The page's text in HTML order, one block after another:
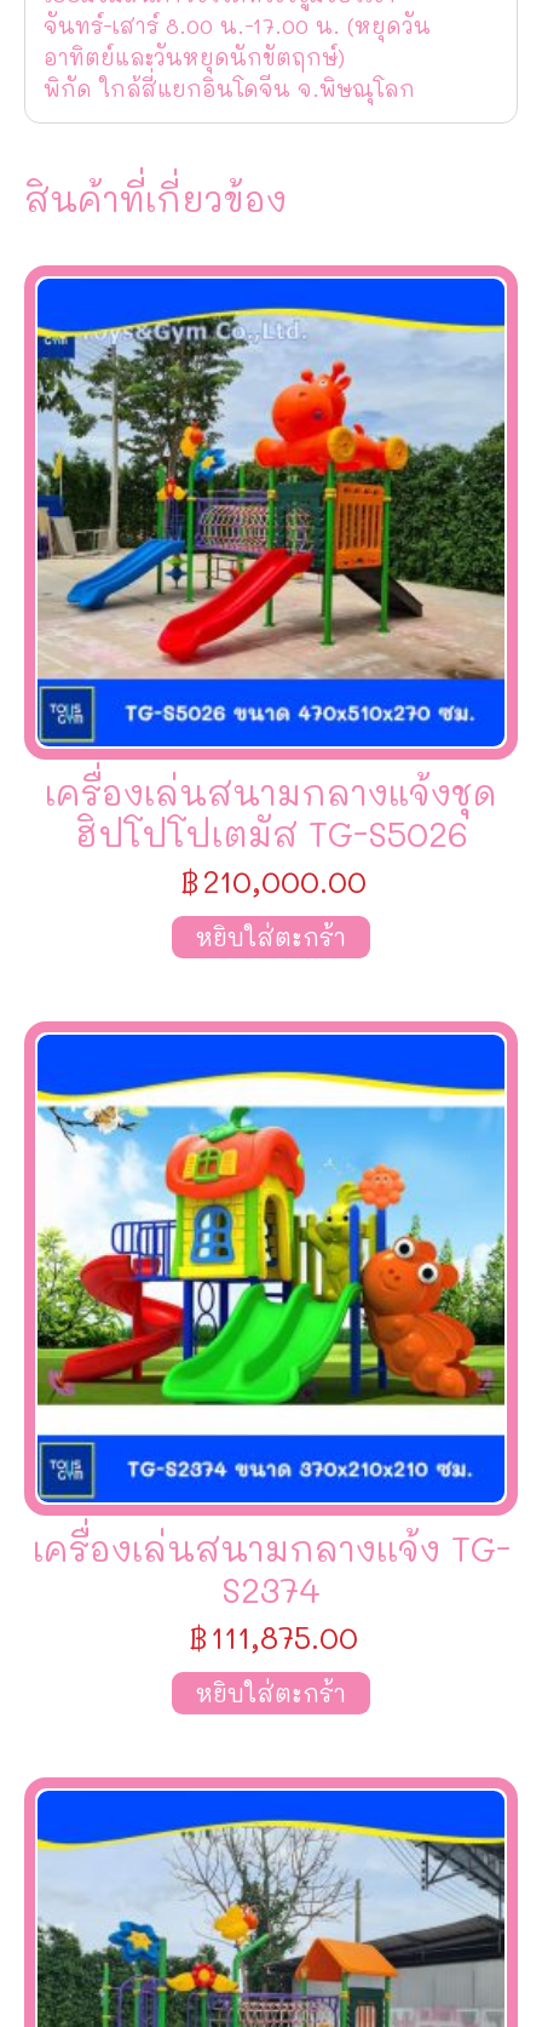
จันทร์-เสาร์ 8.00 น.-17.00 น. (หยุดวัน
อาทิตย์และวันหยุดนักขัตฤกษ์)
พิกัด ใกล้สี่แยกอินโดจีน จ.พิษณุโลก
สินค้าที่เกี่ยวข้อง
เครื่องเล่นสนามกลางแจ้งชุด
ฮิปโปโปเตมัส TG-S5026
฿210,000.00
หยิบใส่ตะกร้า
เครื่องเล่นสนามกลางเเจ้ง TG-
S2374
฿111,875.00
หยิบใส่ตะกร้า